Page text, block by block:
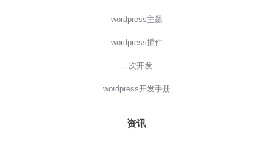
wordpress主题
wordpress插件
二次开发
wordpress开发手册
资讯